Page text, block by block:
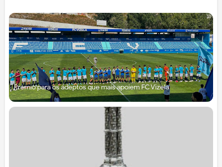
Prémio para os adeptos que mais apoiem FC Vizela